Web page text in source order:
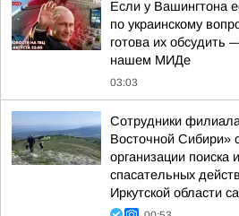
Если у Вашингтона
по украинскому
готова их обсудить
нашем МИДе
03:03
Сотрудники
Восточной Сибири»
организации поиска
спасательных
Иркутской области